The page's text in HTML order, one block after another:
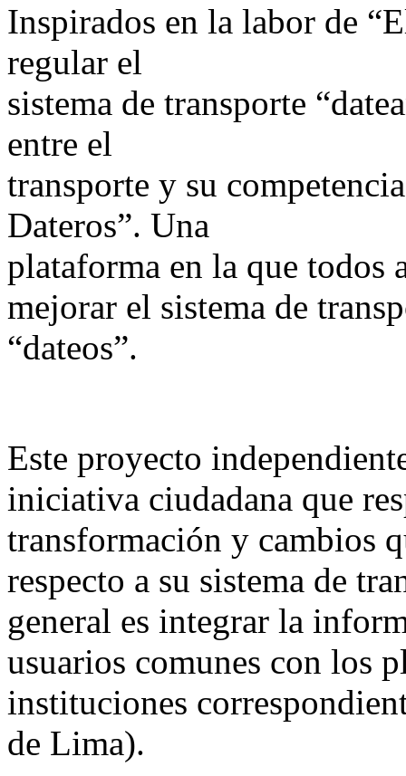
Inspirados en la labor de
regular el
sistema de transporte
entre el
transporte y su
Dateros”. Una
plataforma en la que todos
mejorar el sistema de
“dateos”.
Este proyecto
iniciativa ciudadana que
transformación y cambios
respecto a su sistema de
general es integrar la
usuarios comunes con los
instituciones
de Lima).